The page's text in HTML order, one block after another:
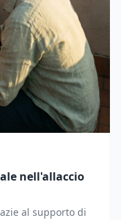
nell'allaccio
al supporto di